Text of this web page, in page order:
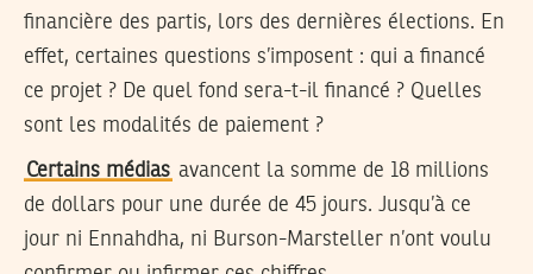
financière des partis, lors des dernières élections. En
effet, certaines questions s’imposent : qui a financé
ce projet ? De quel fond sera-t-il financé ? Quelles
sont les modalités de paiement ?
Certains médias avancent la somme de 18 millions
de dollars pour une durée de 45 jours. Jusqu’à ce
jour ni Ennahdha, ni Burson-Marsteller n’ont voulu